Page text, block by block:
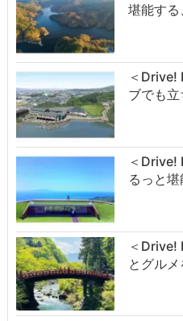
堪能す
＜Drive!
ブでも立
＜Drive!
るっと
＜Drive!
とグル